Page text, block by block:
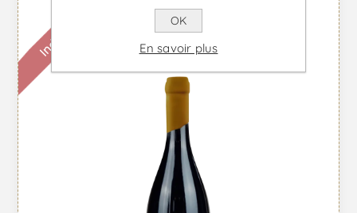
Indisponible OK
En savoir plus